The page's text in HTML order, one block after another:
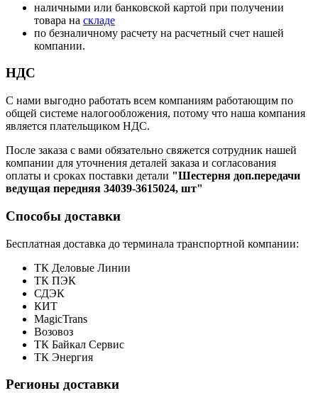
наличными или банковской картой при получении
товара на складе
по безналичному расчету на расчетный счет нашей
компании.
НДС
С нами выгодно работать всем компаниям работающим по
общей системе налогообложения, потому что наша компания
является плательщиком НДС.
После заказа с вами обязательно свяжется сотрудник нашей
компании для уточнения деталей заказа и согласования
оплаты и сроках поставки детали "Шестерня доп.передачи
ведущая передняя 34039-3615024, шт"
Способы доставки
Бесплатная доставка до терминала транспортной компании:
ТК Деловые Линии
ТК ПЭК
СДЭК
КИТ
MagicTrans
Возовоз
ТК Байкал Сервис
ТК Энергия
Регионы доставки